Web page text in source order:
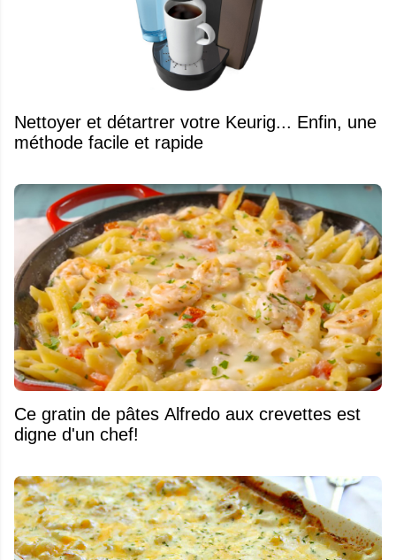
Nettoyer et détartrer votre Keurig... Enfin, une
méthode facile et rapide
Ce gratin de pâtes Alfredo aux crevettes est
digne d'un chef!